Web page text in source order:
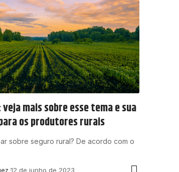
mais sobre esse tema e sua
os produtores rurais
sobre seguro rural? De acordo com o
12 de junho de 2023